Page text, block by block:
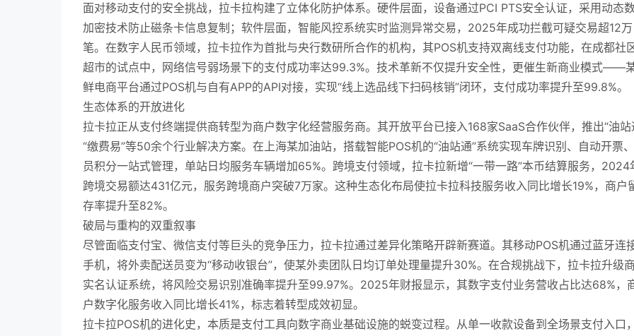
面对移动支付的安全挑战，拉卡拉构建了立体化防护体系。硬件层面，设备通过PCI PTS安全认证，采用动态
加密技术防止磁条卡信息复制；软件层面，智能风控系统实时监测异常交易，2025年成功拦截可疑交易超12万
笔。在数字人民币领域，拉卡拉作为首批与央行数研所合作的机构，其POS机支持双离线支付功能，在成都社
超市的试点中，网络信号弱场景下的支付成功率达99.3%。技术革新不仅提升安全性，更催生新商业模式——
鲜电商平台通过POS机与自有APP的API对接，实现“线上选品线下扫码核销”闭环，支付成功率提升至99.8%。
生态体系的开放进化
拉卡拉正从支付终端提供商转型为商户数字化经营服务商。其开放平台已接入168家SaaS合作伙伴，推出“油站
“缴费易”等50余个行业解决方案。在上海某加油站，搭载智能POS机的“油站通”系统实现车牌识别、自动开票
员积分一站式管理，单站日均服务车辆增加65%。跨境支付领域，拉卡拉新增“一带一路”本币结算服务，2024
跨境交易额达431亿元，服务跨境商户突破7万家。这种生态化布局使拉卡拉科技服务收入同比增长19%，商户
存率提升至82%。
破局与重构的双重叙事
尽管面临支付宝、微信支付等巨头的竞争压力，拉卡拉通过差异化策略开辟新赛道。其移动POS机通过蓝牙连
手机，将外卖配送员变为“移动收银台”，使某外卖团队日均订单处理量提升30%。在合规挑战下，拉卡拉升级
实名认证系统，将风险交易识别准确率提升至99.97%。2025年财报显示，其数字支付业务营收占比达68%，
户数字化服务收入同比增长41%，标志着转型成效初显。
拉卡拉POS机的进化史，本质是支付工具向数字商业基础设施的蜕变过程。从单一收款设备到全场景支付入口，